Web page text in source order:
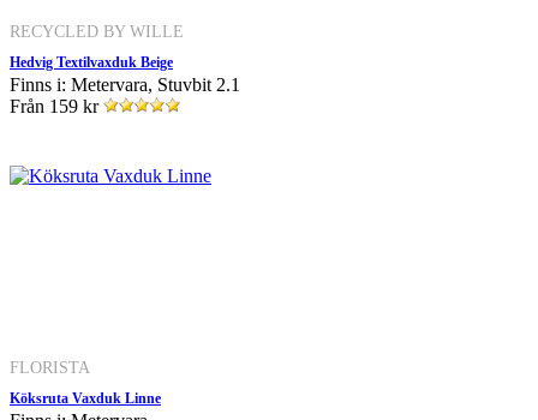
RECYCLED BY WILLE
Hedvig Textilvaxduk Beige
Finns i: Metervara, Stuvbit 2.1
Från 159 kr
FLORISTA
Köksruta Vaxduk Linne